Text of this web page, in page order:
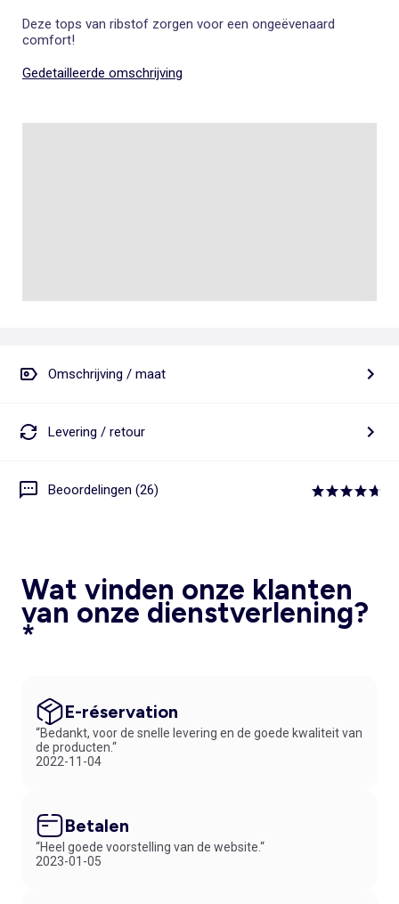
Deze tops van ribstof zorgen voor een ongeëvenaard
comfort!
Gedetailleerde omschrijving
Omschrijving / maat
Levering / retour
Beoordelingen (26)
Wat vinden onze klanten
van onze dienstverlening?
*
E-réservation
“Bedankt, voor de snelle levering en de goede kwaliteit van
de producten.“
2022-11-04
Betalen
“Heel goede voorstelling van de website.“
2023-01-05